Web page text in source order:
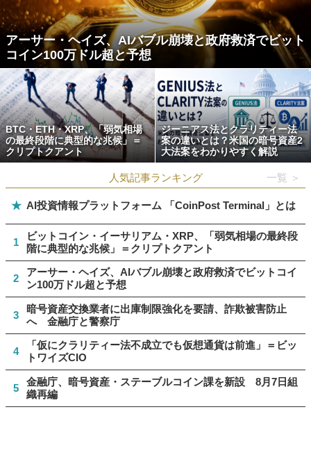
アーサー・ヘイズ、AIバブル崩壊と政府救済でビット
コイン100万ドル超と予想
BTC・ETH・XRP、「弱気相場
の最終段階に典型的な兆候」＝
クリプトクアント
ジーニアス法とクラリティー法
案の違いとは？米国の暗号資産2
大法案をわかりやすく解説
人気記事ランキング 一覧 ＞
★ AI投資情報プラットフォーム 「CoinPost Terminal」とは
1
ビットコイン・イーサリアム・XRP、「弱気相場の最終段
階に典型的な兆候」＝クリプトクアント
2
アーサー・ヘイズ、AIバブル崩壊と政府救済でビットコイ
ン100万ドル超と予想
3
暗号資産交換業者に出庫制限強化を要請、詐欺被害防止
へ 金融庁と警察庁
4
「仮にクラリティー法不成立でも仮想通貨は前進」＝ビッ
トワイズCIO
5
金融庁、暗号資産・ステーブルコイン課を新設 8月7日組
織再編